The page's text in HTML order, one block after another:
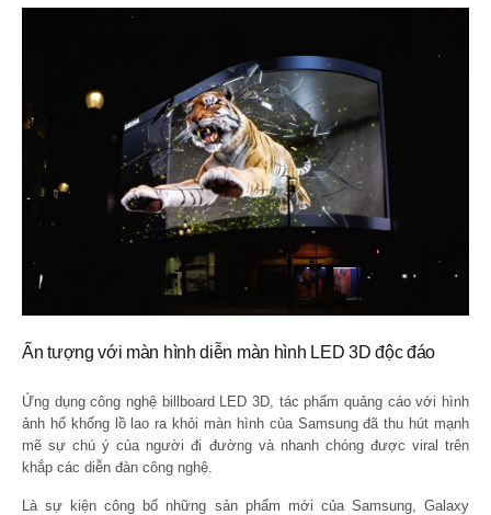
Ấn tượng với màn hình diễn màn hình LED 3D độc đáo
Ứng dụng công nghệ billboard LED 3D, tác phẩm quảng cáo với hình
ảnh hổ khổng lồ lao ra khỏi màn hình của Samsung đã thu hút mạnh
mẽ sự chú ý của người đi đường và nhanh chóng được viral trên
khắp các diễn đàn công nghệ.
Là sự kiện công bố những sản phẩm mới của Samsung, Galaxy